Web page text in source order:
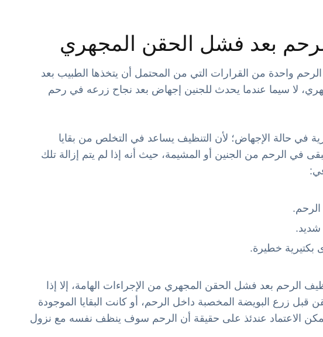
بعد فشل الحقن المجهري
واحدة من القرارات التي من المحتمل أن يتخذها الطبيب بعد
لا سيما عندما يحدث للجنين إجهاض بعد نجاح زرعه في رحم
في حالة الإجهاض؛ لأن التنظيف يساعد في التخلص من بقايا
في الرحم من الجنين أو المشيمة، حيث أنه إذا لم يتم إزالة تلك
الرحم.
بكتيرية خطيرة.
الرحم بعد فشل الحقن المجهري من الإجراءات الهامة، إلا إذا
قبل زرع البويضة المخصبة داخل الرحم، أو كانت البقايا الموجودة
الاعتماد عندئذ على حقيقة أن الرحم سوف ينظف نفسه مع نزول